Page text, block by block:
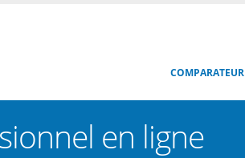
COMPARATEUR
en ligne